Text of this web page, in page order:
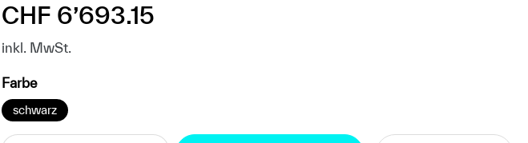
Regulärer Preis:
CHF 6’693.15
inkl. MwSt.
Farbeauswählen
schwarz